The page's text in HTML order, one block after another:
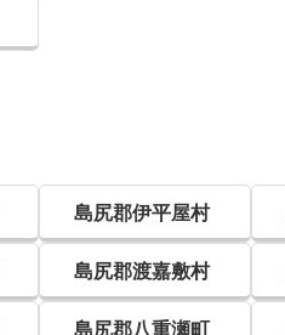
島尻郡伊平屋村
島尻郡渡嘉敷村
島尻郡八重瀬町